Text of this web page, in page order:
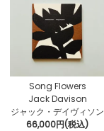
Song Flowers
Jack Davison
ジャック・デイヴィソン
66,000円(税込)